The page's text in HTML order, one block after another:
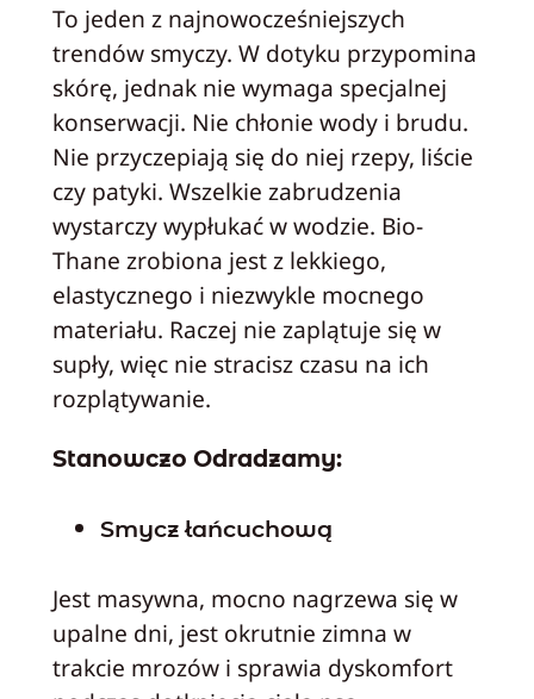
To jeden z najnowocześniejszych
trendów smyczy. W dotyku przypomina
skórę, jednak nie wymaga specjalnej
konserwacji. Nie chłonie wody i brudu.
Nie przyczepiają się do niej rzepy, liście
czy patyki. Wszelkie zabrudzenia
wystarczy wypłukać w wodzie. Bio-
Thane zrobiona jest z lekkiego,
elastycznego i niezwykle mocnego
materiału. Raczej nie zaplątuje się w
supły, więc nie stracisz czasu na ich
rozplątywanie.
Stanowczo Odradzamy:
Smycz łańcuchową
Jest masywna, mocno nagrzewa się w
upalne dni, jest okrutnie zimna w
trakcie mrozów i sprawia dyskomfort